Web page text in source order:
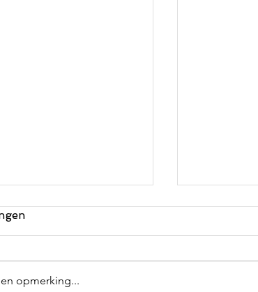
opmerking...